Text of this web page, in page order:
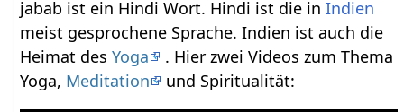
jabab ist ein Hindi Wort. Hindi ist die inIndien
meist gesprochene Sprache. Indien ist auch die
Heimat desYoga
. Hier zwei Videos zum Thema
Yoga, Meditation und Spiritualität: